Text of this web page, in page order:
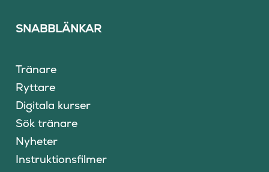
SNABBLÄNKAR
Tränare
Ryttare
Digitala kurser
Sök tränare
Nyheter
Instruktionsfilmer